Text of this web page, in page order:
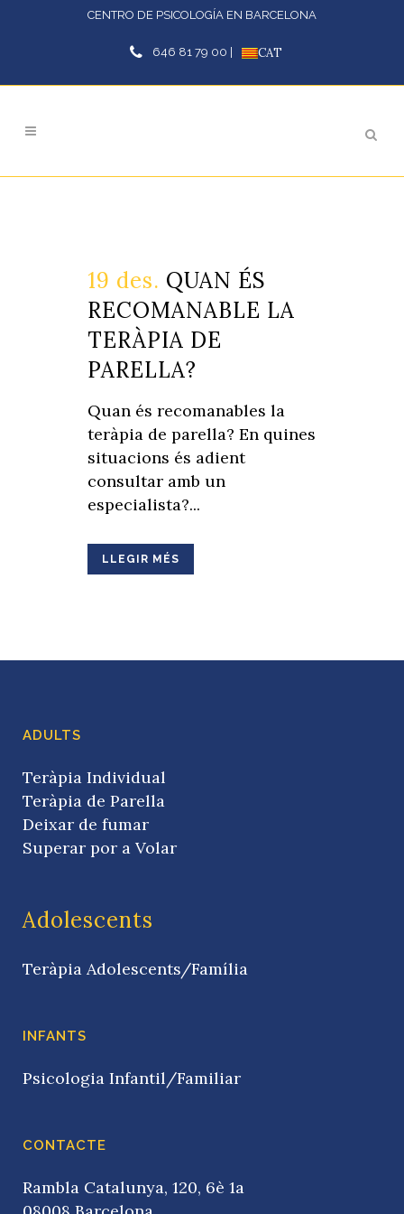
CENTRO DE PSICOLOGÍA EN BARCELONA
646 81 79 00 | CAT
19 des. QUAN ÉS
RECOMANABLE LA
TERÀPIA DE
PARELLA?
Quan és recomanables la
teràpia de parella? En quines
situacions és adient
consultar amb un
especialista?...
LLEGIR MÉS
ADULTS
Teràpia Individual
Teràpia de Parella
Deixar de fumar
Superar por a Volar
Adolescents
Teràpia Adolescents/Família
INFANTS
Psicologia Infantil/Familiar
CONTACTE
Rambla Catalunya, 120, 6è 1a